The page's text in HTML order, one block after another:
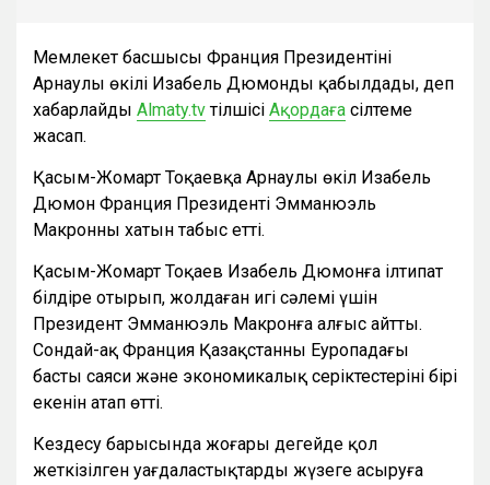
Мемлекет басшысы Франция Президентінің
Арнаулы өкілі Изабель Дюмонды қабылдады, деп
хабарлайды Almaty.tvтілшісі Ақордаға сілтеме
жасап.
Қасым-Жомарт Тоқаевқа Арнаулы өкіл Изабель
Дюмон Франция Президенті Эмманюэль
Макронның хатын табыс етті.
Қасым-Жомарт Тоқаев Изабель Дюмонға ілтипат
білдіре отырып, жолдаған игі сәлемі үшін
Президент Эмманюэль Макронға алғыс айтты.
Сондай-ақ Франция Қазақстанның Еуропадағы
басты саяси және экономикалық серіктестерінің бірі
екенін атап өтті.
Кездесу барысында жоғары деңгейде қол
жеткізілген уағдаластықтарды жүзеге асыруға